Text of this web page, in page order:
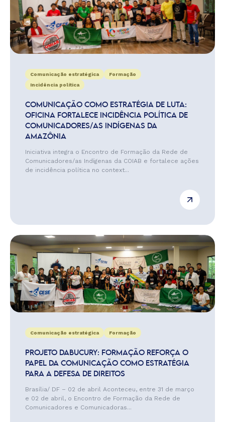
Comunicação estratégica
Formação
Incidência política
COMUNICAÇÃO COMO ESTRATÉGIA DE LUTA:
OFICINA FORTALECE INCIDÊNCIA POLÍTICA DE
COMUNICADORES/AS INDÍGENAS DA
AMAZÔNIA
Iniciativa integra o Encontro de Formação da Rede de
Comunicadores/as Indígenas da COIAB e fortalece ações
de incidência política no context...
Comunicação estratégica Formação
PROJETO DABUCURY: FORMAÇÃO REFORÇA O
PAPEL DA COMUNICAÇÃO COMO ESTRATÉGIA
PARA A DEFESA DE DIREITOS
Brasília/ DF – 02 de abril Aconteceu, entre 31 de março
e 02 de abril, o Encontro de Formação da Rede de
Comunicadores e Comunicadoras...